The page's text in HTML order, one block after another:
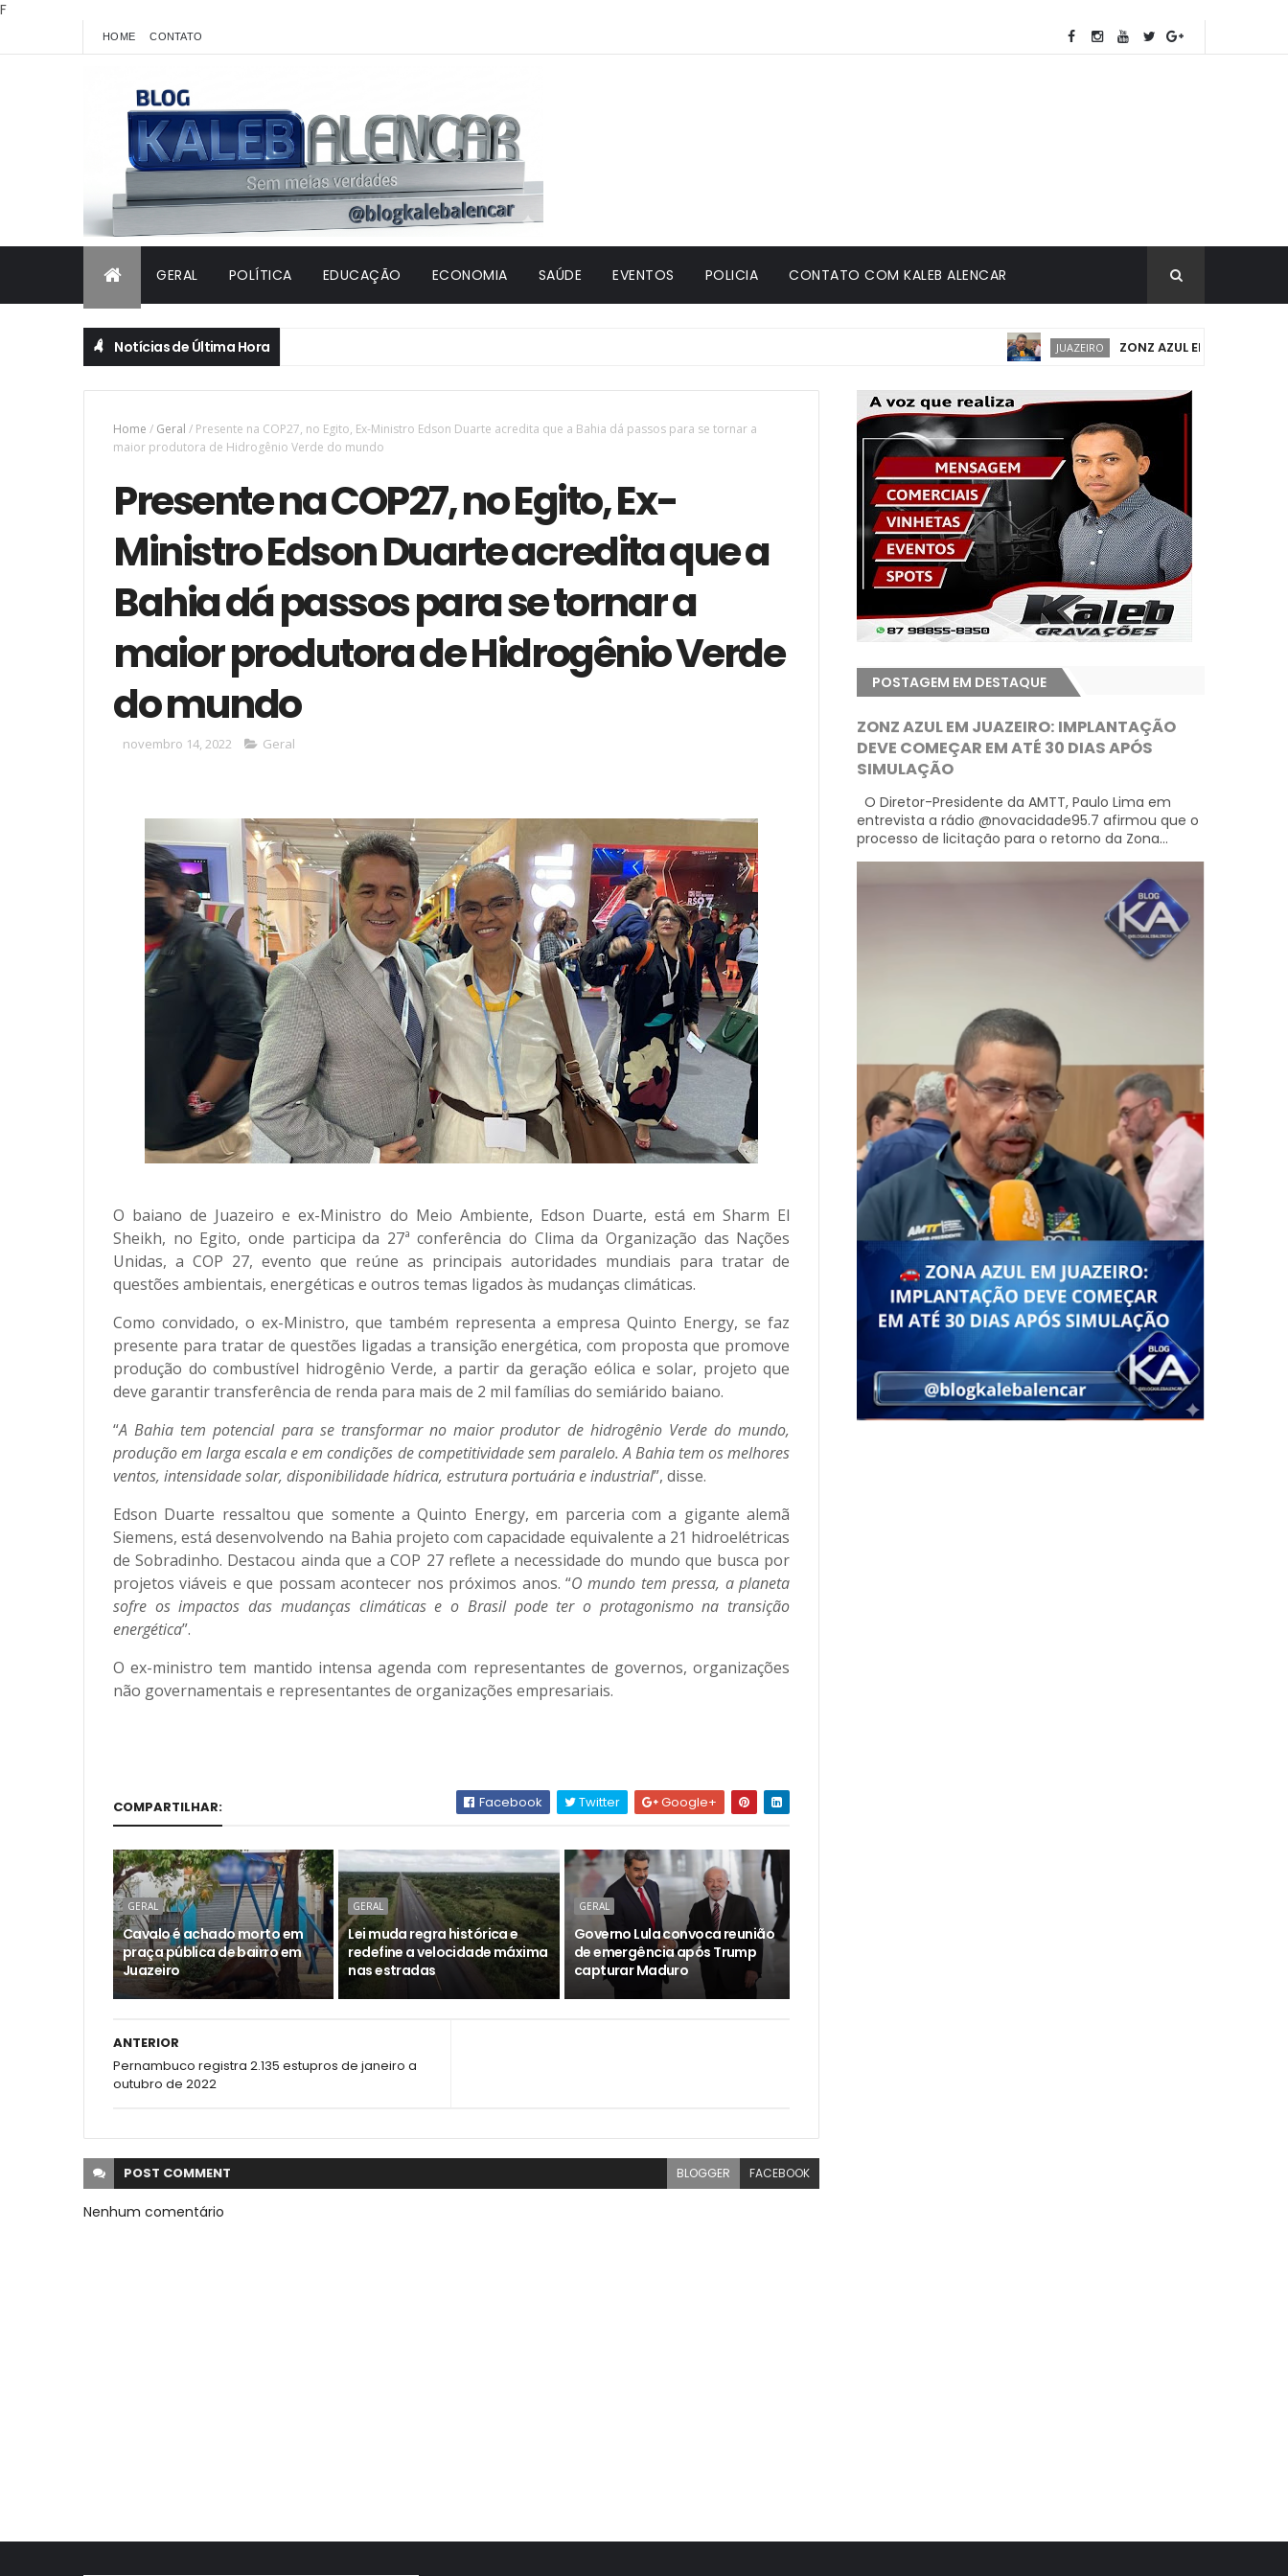
F
HOME CONTATO
GERAL POLÍTICA EDUCAÇÃO ECONOMIA SAÚDE EVENTOS POLICIA CONTATO COM KALEB ALENCAR
Notícias de Última Hora JUAZEIRO ZONZ AZUL EM JUAZEIRO:
Home / Geral / Presente na COP27, no Egito, Ex-Ministro Edson Duarte acredita que a Bahia dá passos para se tornar a
maior produtora de Hidrogênio Verde do mundo
Presente na COP27, no Egito, Ex-
Ministro Edson Duarte acredita que a
Bahia dá passos para se tornar a
maior produtora de Hidrogênio Verde
do mundo
novembro 14, 2022 Geral
O baiano de Juazeiro e ex-Ministro do Meio Ambiente, Edson Duarte, está em Sharm El
Sheikh, no Egito, onde participa da 27ª conferência do Clima da Organização das Nações
Unidas, a COP 27, evento que reúne as principais autoridades mundiais para tratar de
questões ambientais, energéticas e outros temas ligados às mudanças climáticas.
Como convidado, o ex-Ministro, que também representa a empresa Quinto Energy, se faz
presente para tratar de questões ligadas a transição energética, com proposta que promove
produção do combustível hidrogênio Verde, a partir da geração eólica e solar, projeto que
deve garantir transferência de renda para mais de 2 mil famílias do semiárido baiano.
“A Bahia tem potencial para se transformar no maior produtor de hidrogênio Verde do mundo,
produção em larga escala e em condições de competitividade sem paralelo. A Bahia tem os melhores
ventos, intensidade solar, disponibilidade hídrica, estrutura portuária e industrial”, disse.
Edson Duarte ressaltou que somente a Quinto Energy, em parceria com a gigante alemã
Siemens, está desenvolvendo na Bahia projeto com capacidade equivalente a 21 hidroelétricas
de Sobradinho. Destacou ainda que a COP 27 reflete a necessidade do mundo que busca por
projetos viáveis e que possam acontecer nos próximos anos. “O mundo tem pressa, a planeta
sofre os impactos das mudanças climáticas e o Brasil pode ter o protagonismo na transição
energética”.
O ex-ministro tem mantido intensa agenda com representantes de governos, organizações
não governamentais e representantes de organizações empresariais.
COMPARTILHAR: Facebook Twitter Google+
GERAL
Cavalo é achado morto em
praça pública de bairro em
Juazeiro
GERAL
Lei muda regra histórica e
redefine a velocidade máxima
nas estradas
GERAL
Governo Lula convoca reunião
de emergência após Trump
capturar Maduro
ANTERIOR
Pernambuco registra 2.135 estupros de janeiro a
outubro de 2022
POST COMMENT BLOGGER FACEBOOK
Nenhum comentário
POSTAGEM EM DESTAQUE
ZONZ AZUL EM JUAZEIRO: IMPLANTAÇÃO
DEVE COMEÇAR EM ATÉ 30 DIAS APÓS
SIMULAÇÃO
O Diretor-Presidente da AMTT, Paulo Lima em
entrevista a rádio @novacidade95.7 afirmou que o
processo de licitação para o retorno da Zona...